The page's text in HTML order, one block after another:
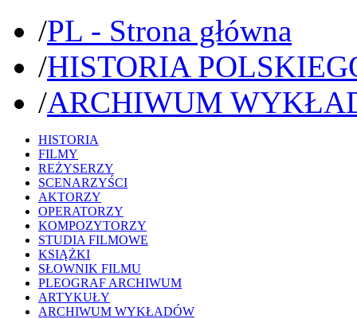
/PL - Strona główna
/HISTORIA
/ARCHIWUM
HISTORIA
FILMY
REŻYSERZY
SCENARZYŚCI
AKTORZY
OPERATORZY
KOMPOZYTORZY
STUDIA FILMOWE
KSIĄŻKI
SŁOWNIK FILMU
PLEOGRAF ARCHIWUM
ARTYKUŁY
ARCHIWUM WYKŁADÓW